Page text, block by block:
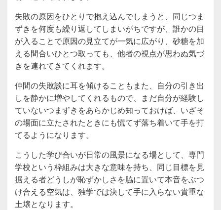
失敗の原因をひとりで抱え込んでしまうと、同じつま
ずきを何度も繰り返してしまいがちですが、誰かの目
が入ることで原因の見立てが一気に広がり、砂糖を加
える間合いひとつ取っても、他者の視点が思わぬ気づ
きを連れてきてくれます。
仲間の失敗談に耳を傾けることもまた、自分の引き出
しを静かに増やしてくれるもので、まだ自分が経験し
ていないつまずきをあらかじめ知っておけば、いざそ
の場面に立たされたときにも慌てず落ち着いて手を打
てるようになります。
こうした学び合いが日常の風景になる場として、専門
学校という枠組みは大きな意味を持ち、同じ目標を見
据える者どうしが恥ずかしさを脇に置いて本音をぶつ
け合える空気は、独学では決して手に入らない貴重な
土壌となります。